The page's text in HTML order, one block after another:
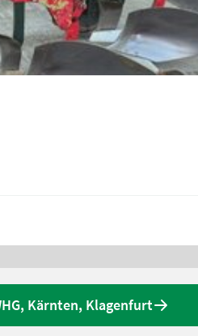
Kärnten, Klagenfurt